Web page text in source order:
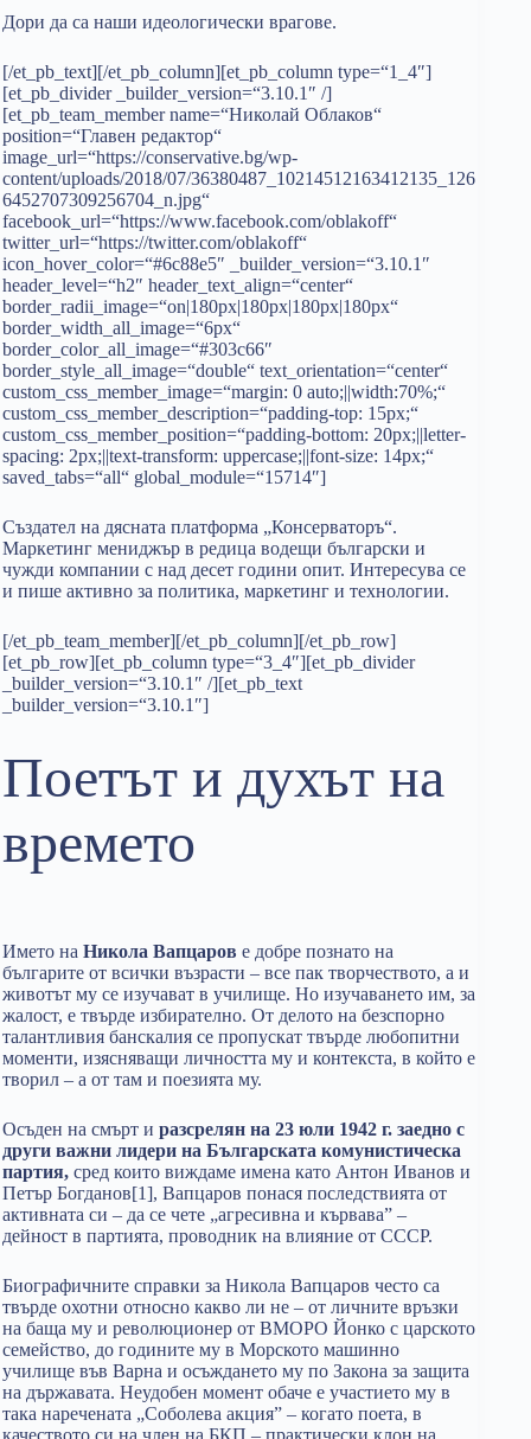
Дори да са наши идеологически врагове.
[/et_pb_text][/et_pb_column][et_pb_column type=“1_4″]
[et_pb_divider _builder_version=“3.10.1″ /]
[et_pb_team_member name=“Николай Облаков“
position=“Главен редактор“
image_url=“https://conservative.bg/wp-
content/uploads/2018/07/36380487_10214512163412135_126
6452707309256704_n.jpg“
facebook_url=“https://www.facebook.com/oblakoff“
twitter_url=“https://twitter.com/oblakoff“
icon_hover_color=“#6c88e5″ _builder_version=“3.10.1″
header_level=“h2″ header_text_align=“center“
border_radii_image=“on|180px|180px|180px|180px“
border_width_all_image=“6px“
border_color_all_image=“#303c66″
border_style_all_image=“double“ text_orientation=“center“
custom_css_member_image=“margin: 0 auto;||width:70%;“
custom_css_member_description=“padding-top: 15px;“
custom_css_member_position=“padding-bottom: 20px;||letter-
spacing: 2px;||text-transform: uppercase;||font-size: 14px;“
saved_tabs=“all“ global_module=“15714″]
Създател на дясната платформа „Консерваторъ“.
Маркетинг мениджър в редица водещи български и
чужди компании с над десет години опит. Интересува се
и пише активно за политика, маркетинг и технологии.
[/et_pb_team_member][/et_pb_column][/et_pb_row]
[et_pb_row][et_pb_column type=“3_4″][et_pb_divider
_builder_version=“3.10.1″ /][et_pb_text
_builder_version=“3.10.1″]
Поетът и духът на
времето
Името на Никола Вапцаров е добре познато на
българите от всички възрасти – все пак творчеството, а и
животът му се изучават в училище. Но изучаването им, за
жалост, е твърде избирателно. От делото на безспорно
талантливия банскалия се пропускат твърде любопитни
моменти, изясняващи личността му и контекста, в който е
творил – а от там и поезията му.
Осъден на смърт и разсрелян на 23 юли 1942 г. заедно с
други важни лидери на Българската комунистическа
партия, сред които виждаме имена като Антон Иванов и
Петър Богданов[1], Вапцаров понася последствията от
активната си – да се чете „агресивна и кървава” –
дейност в партията, проводник на влияние от СССР.
Биографичните справки за Никола Вапцаров често са
твърде охотни относно какво ли не – от личните връзки
на баща му и революционер от ВМОРО Йонко с царското
семейство, до годините му в Морското машинно
училище във Варна и осъждането му по Закона за защита
на държавата. Неудобен момент обаче е участието му в
така наречената „Соболева акция” – когато поета, в